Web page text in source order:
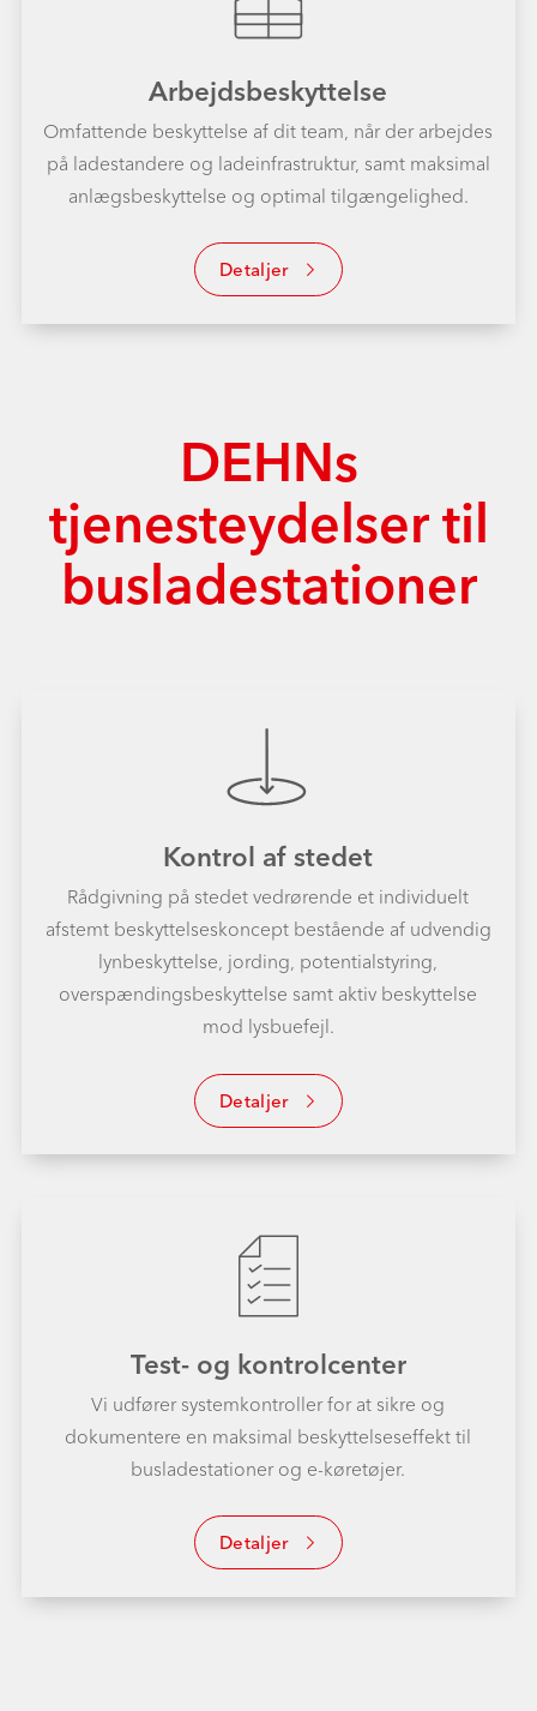
Arbejdsbeskyttelse
Omfattende beskyttelse af dit team, når der arbejdes
på ladestandere og ladeinfrastruktur, samt maksimal
anlægsbeskyttelse og optimal tilgængelighed.
Detaljer
DEHNs
tjenesteydelser til
busladestationer
Kontrol af stedet
Rådgivning på stedet vedrørende et individuelt
afstemt beskyttelseskoncept bestående af udvendig
lynbeskyttelse, jording, potentialstyring,
overspændingsbeskyttelse samt aktiv beskyttelse
mod lysbuefejl.
Detaljer
Test- og kontrolcenter
Vi udfører systemkontroller for at sikre og
dokumentere en maksimal beskyttelseseffekt til
busladestationer og e-køretøjer.
Detaljer